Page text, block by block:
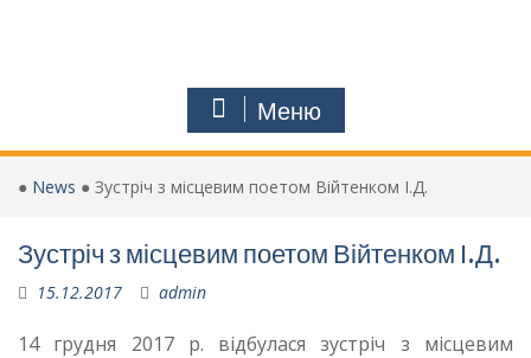
Меню
● News ● Зустріч з місцевим поетом Війтенком І.Д.
Зустріч з місцевим поетом Війтенком І.Д.
15.12.2017 admin
14 грудня 2017 р. відбулася зустріч з місцевим